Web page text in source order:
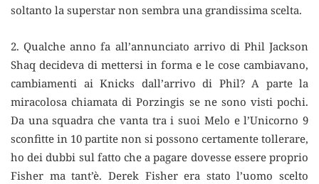
soltanto la superstar non sembra una grandissima scelta.
2. Qualche anno fa all’annunciato arrivo di Phil Jackson
Shaq decideva di mettersi in forma e le cose cambiavano,
cambiamenti ai Knicks dall’arrivo di Phil? A parte la
miracolosa chiamata di Porzingis se ne sono visti pochi.
Da una squadra che vanta tra i suoi Melo e l’Unicorno 9
sconfitte in 10 partite non si possono certamente tollerare,
ho dei dubbi sul fatto che a pagare dovesse essere proprio
Fisher ma tant’è. Derek Fisher era stato l’uomo scelto